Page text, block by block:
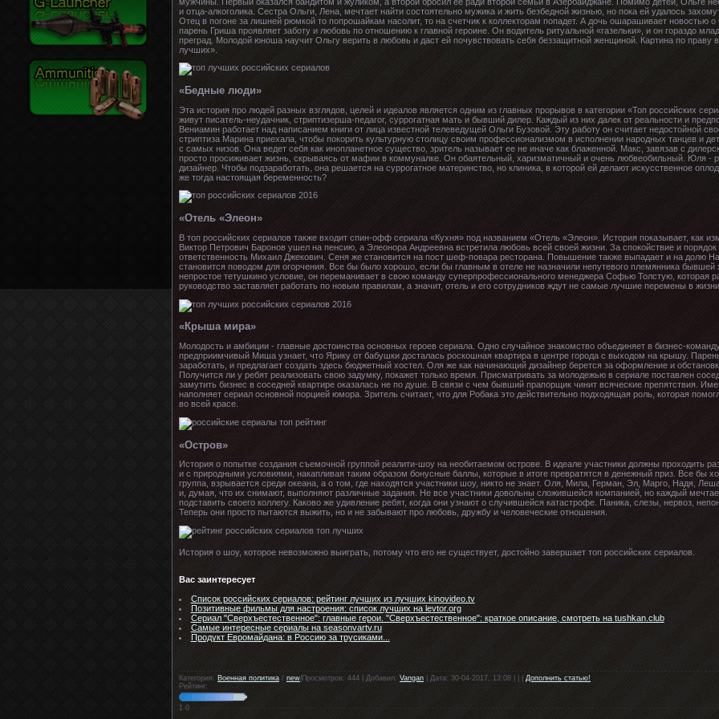
и отца-алкоголика. Сестра Ольги, Лена, мечтает найти состоятельно мужика и жить безбедной жизнью, но пока ей удалось
Отец в погоне за лишней рюмкой то попрошайкам насолит, то на счетчик к коллекторам попадет. А дочь ошарашивает новостью
парень Гриша проявляет заботу и любовь по отношению к главной героине. Он водитель ритуальной «газельки», и он гораздо
преград. Молодой юноша научит Ольгу верить в любовь и даст ей почувствовать себя беззащитной женщиной. Картина по праву
лучших».
«Бедные люди»
Эта история про людей разных взглядов, целей и идеалов является одним из главных прорывов в категории «Топ российских
живут писатель-неудачник, стриптизерша-педагог, суррогатная мать и бывший дилер. Каждый из них далек от реальности и
Вениамин работает над написанием книги от лица известной телеведущей Ольги Бузовой. Эту работу он считает недостойной
стриптиза Марина приехала, чтобы покорить культурную столицу своим профессионализмом в исполнении народных танцев и
с самых низов. Она ведет себя как инопланетное существо, зритель называет ее не иначе как блаженной. Макс, завязав с
просто просиживает жизнь, скрываясь от мафии в коммуналке. Он обаятельный, харизматичный и очень любвеобильный. Юля -
дизайнер. Чтобы подзаработать, она решается на суррогатное материнство, но клиника, в которой ей делают искусственное
же тогда настоящая беременность?
«Отель «Элеон»
В топ российских сериалов также входит спин-офф сериала «Кухня» под названием «Отель «Элеон». История показывает, как
Виктор Петрович Баронов ушел на пенсию, а Элеонора Андреевна встретила любовь всей своей жизни. За спокойствие и
ответственность Михаил Джекович. Сеня же становится на пост шеф-повара ресторана. Повышение также выпадает и на долю
становится поводом для огорчения. Все бы было хорошо, если бы главным в отеле не назначили непутевого племянника
непростое тетушкино условие, он переманивает в свою команду суперпрофессионального менеджера Софью Толстую, которая
руководство заставляет работать по новым правилам, а значит, отель и его сотрудников ждут не самые лучшие перемены в
«Крыша мира»
Молодость и амбиции - главные достоинства основных героев сериала. Одно случайное знакомство объединяет в бизнес-
предприимчивый Миша узнает, что Ярику от бабушки досталась роскошная квартира в центре города с выходом на крышу.
заработать, и предлагает создать здесь бюджетный хостел. Оля же как начинающий дизайнер берется за оформление и
Получится ли у ребят реализовать свою задумку, покажет только время. Присматривать за молодежью в сериале поставлен
замутить бизнес в соседней квартире оказалась не по душе. В связи с чем бывший прапорщик чинит всяческие препятствия.
наполняет сериал основной порцией юмора. Зритель считает, что для Робака это действительно подходящая роль, которая
во всей красе.
«Остров»
История о попытке создания съемочной группой реалити-шоу на необитаемом острове. В идеале участники должны проходить
и с природными условиями, накапливая таким образом бонусные баллы, которые в итоге превратятся в денежный приз. Все бы
группа, взрывается среди океана, а о том, где находятся участники шоу, никто не знает. Оля, Мила, Герман, Эл, Марго, Надя,
и, думая, что их снимают, выполняют различные задания. Не все участники довольны сложившейся компанией, но каждый
подставить своего коллегу. Каково же удивление ребят, когда они узнают о случившейся катастрофе. Паника, слезы, нервоз,
Теперь они просто пытаются выжить, но и не забывают про любовь, дружбу и человеческие отношения.
История о шоу, которое невозможно выиграть, потому что его не существует, достойно завершает топ российских сериалов.
Вас заинтересует
Список российских сериалов: рейтинг лучших из лучших kinovideo.tv
Позитивные фильмы для настроения: список лучших на levtor.org
Сериал "Сверхъестественное": главные герои. "Сверхъестественное": краткое описание, смотреть на tushkan.club
Самые интересные сериалы на seasonvartv.ru
Продукт Евромайдана: в Россию за трусиками...
Категория: Военная политика / new |Просмотров: 444 | Добавил: Vangan | Дата: 30-04-2017, 13:08 | | | Дополнить статью!
Рейтинг:
1 0